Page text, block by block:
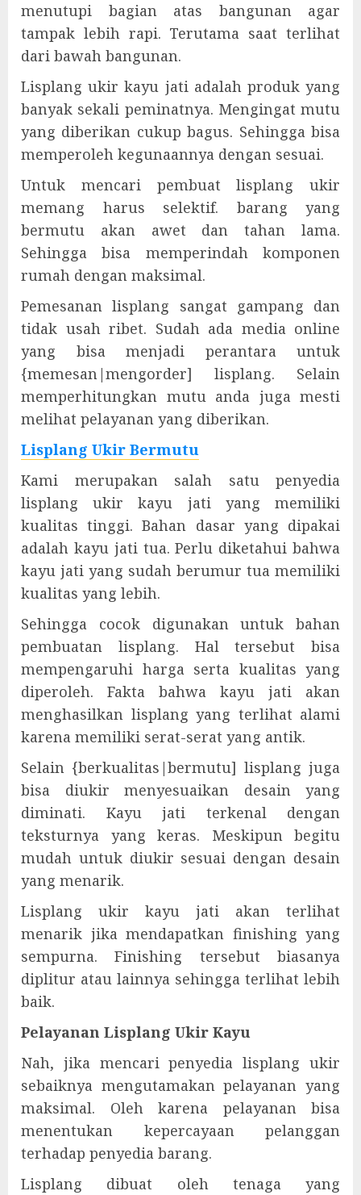
menutupi bagian atas bangunan agar
tampak lebih rapi. Terutama saat terlihat
dari bawah bangunan.
Lisplang ukir kayu jati adalah produk yang
banyak sekali peminatnya. Mengingat mutu
yang diberikan cukup bagus. Sehingga bisa
memperoleh kegunaannya dengan sesuai.
Untuk mencari pembuat lisplang ukir
memang harus selektif. barang yang
bermutu akan awet dan tahan lama.
Sehingga bisa memperindah komponen
rumah dengan maksimal.
Pemesanan lisplang sangat gampang dan
tidak usah ribet. Sudah ada media online
yang bisa menjadi perantara untuk
{memesan|mengorder] lisplang. Selain
memperhitungkan mutu anda juga mesti
melihat pelayanan yang diberikan.
Lisplang Ukir Bermutu
Kami merupakan salah satu penyedia
lisplang ukir kayu jati yang memiliki
kualitas tinggi. Bahan dasar yang dipakai
adalah kayu jati tua. Perlu diketahui bahwa
kayu jati yang sudah berumur tua memiliki
kualitas yang lebih.
Sehingga cocok digunakan untuk bahan
pembuatan lisplang. Hal tersebut bisa
mempengaruhi harga serta kualitas yang
diperoleh. Fakta bahwa kayu jati akan
menghasilkan lisplang yang terlihat alami
karena memiliki serat-serat yang antik.
Selain {berkualitas|bermutu] lisplang juga
bisa diukir menyesuaikan desain yang
diminati. Kayu jati terkenal dengan
teksturnya yang keras. Meskipun begitu
mudah untuk diukir sesuai dengan desain
yang menarik.
Lisplang ukir kayu jati akan terlihat
menarik jika mendapatkan finishing yang
sempurna. Finishing tersebut biasanya
diplitur atau lainnya sehingga terlihat lebih
baik.
Pelayanan Lisplang Ukir Kayu
Nah, jika mencari penyedia lisplang ukir
sebaiknya mengutamakan pelayanan yang
maksimal. Oleh karena pelayanan bisa
menentukan kepercayaan pelanggan
terhadap penyedia barang.
Lisplang dibuat oleh tenaga yang